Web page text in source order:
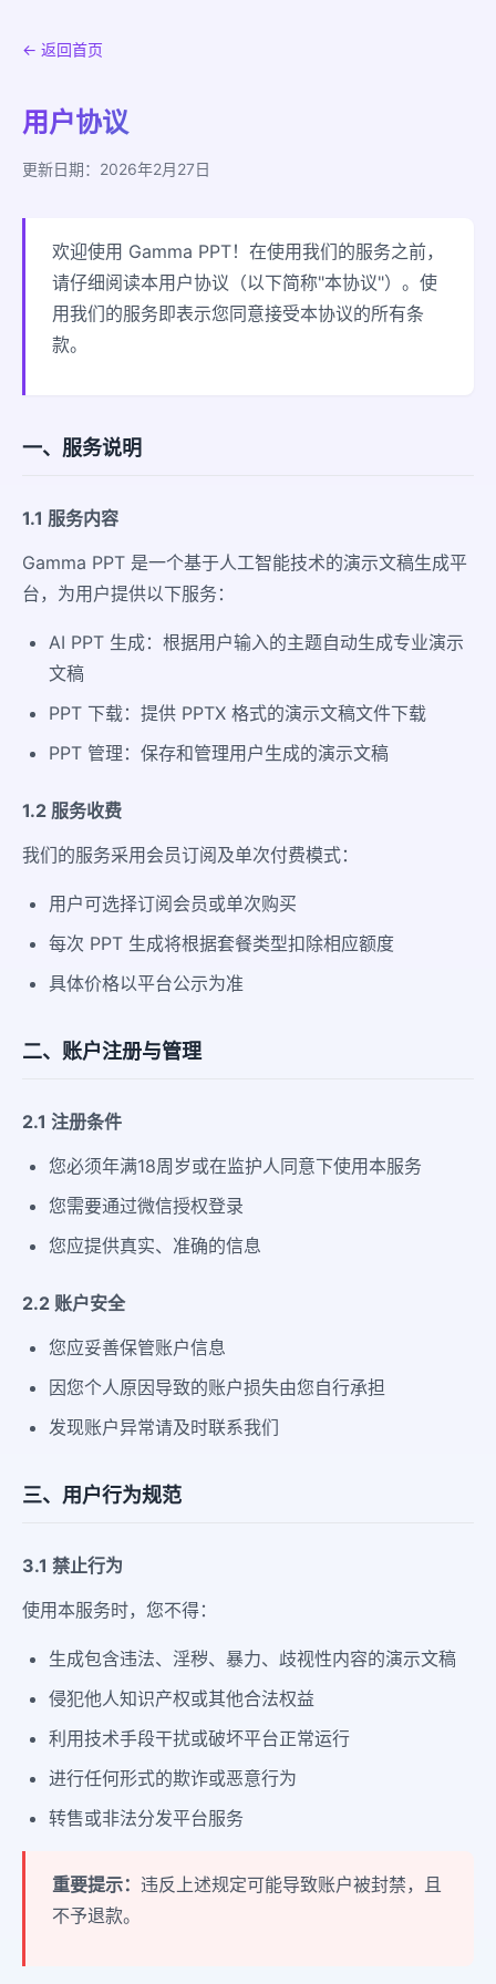
← 返回首页
用户协议
更新日期：2026年2月27日
欢迎使用 Gamma PPT！在使用我们的服务之前，
请仔细阅读本用户协议（以下简称"本协议"）。使
用我们的服务即表示您同意接受本协议的所有条
款。
一、服务说明
1.1 服务内容
Gamma PPT 是一个基于人工智能技术的演示文稿生成平
台，为用户提供以下服务：
AI PPT 生成：根据用户输入的主题自动生成专业演示
文稿
PPT 下载：提供 PPTX 格式的演示文稿文件下载
PPT 管理：保存和管理用户生成的演示文稿
1.2 服务收费
我们的服务采用会员订阅及单次付费模式：
用户可选择订阅会员或单次购买
每次 PPT 生成将根据套餐类型扣除相应额度
具体价格以平台公示为准
二、账户注册与管理
2.1 注册条件
您必须年满18周岁或在监护人同意下使用本服务
您需要通过微信授权登录
您应提供真实、准确的信息
2.2 账户安全
您应妥善保管账户信息
因您个人原因导致的账户损失由您自行承担
发现账户异常请及时联系我们
三、用户行为规范
3.1 禁止行为
使用本服务时，您不得：
生成包含违法、淫秽、暴力、歧视性内容的演示文稿
侵犯他人知识产权或其他合法权益
利用技术手段干扰或破坏平台正常运行
进行任何形式的欺诈或恶意行为
转售或非法分发平台服务
重要提示： 违反上述规定可能导致账户被封禁，且
不予退款。